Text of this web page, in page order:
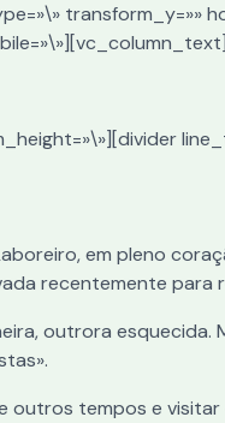
transform_y=»»
em pleno
recentemente para
outrora
outros tempos e